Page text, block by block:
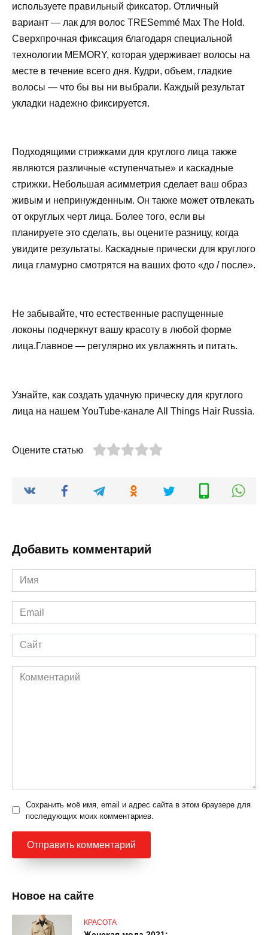
используете правильный фиксатор. Отличный
вариант — лак для волос TRESemmé Max The Hold.
Сверхпрочная фиксация благодаря специальной
технологии MEMORY, которая удерживает волосы на
месте в течение всего дня. Кудри, объем, гладкие
волосы — что бы вы ни выбрали. Каждый результат
укладки надежно фиксируется.
Подходящими стрижками для круглого лица также
являются различные «ступенчатые» и каскадные
стрижки. Небольшая асимметрия сделает ваш образ
живым и непринужденным. Он также может отвлекать
от округлых черт лица. Более того, если вы
планируете это сделать, вы оцените разницу, когда
увидите результаты. Каскадные прически для круглого
лица гламурно смотрятся на ваших фото «до / после».
Не забывайте, что естественные распущенные
локоны подчеркнут вашу красоту в любой форме
лица.Главное — регулярно их увлажнять и питать.
Узнайте, как создать удачную прическу для круглого
лица на нашем YouTube-канале All Things Hair Russia.
Оцените статью
Добавить комментарий
Имя
*
Email
*
Сайт
Комментарий
Сохранить моё имя, email и адрес сайта в этом браузере для
последующих моих комментариев.
Новое на сайте
КРАСОТА